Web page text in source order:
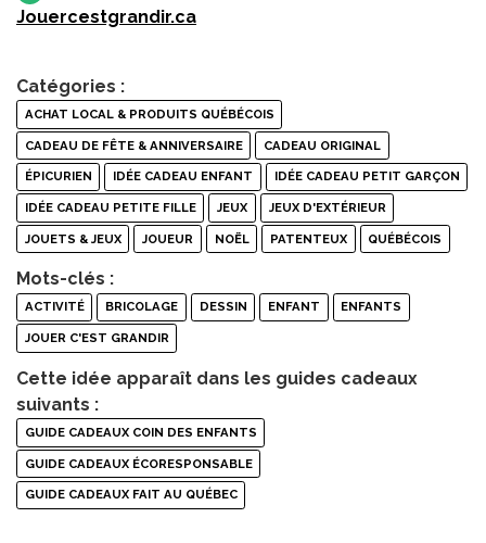
Jouercestgrandir.ca
Catégories :
ACHAT LOCAL & PRODUITS QUÉBÉCOIS
CADEAU DE FÊTE & ANNIVERSAIRE CADEAU ORIGINAL
ÉPICURIEN IDÉE CADEAU ENFANT IDÉE CADEAU PETIT GARÇON
IDÉE CADEAU PETITE FILLE JEUX JEUX D'EXTÉRIEUR
JOUETS & JEUX JOUEUR NOËL PATENTEUX QUÉBÉCOIS
Mots-clés :
ACTIVITÉ BRICOLAGE DESSIN ENFANT ENFANTS
JOUER C'EST GRANDIR
Cette idée apparaît dans les guides cadeaux
suivants :
GUIDE CADEAUX COIN DES ENFANTS
GUIDE CADEAUX ÉCORESPONSABLE
GUIDE CADEAUX FAIT AU QUÉBEC